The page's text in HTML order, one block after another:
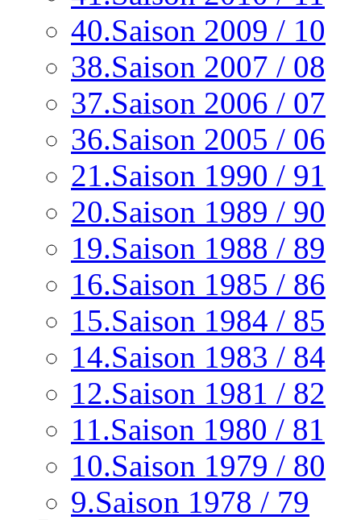
40.Saison 2009 / 10
38.Saison 2007 / 08
37.Saison 2006 / 07
36.Saison 2005 / 06
21.Saison 1990 / 91
20.Saison 1989 / 90
19.Saison 1988 / 89
16.Saison 1985 / 86
15.Saison 1984 / 85
14.Saison 1983 / 84
12.Saison 1981 / 82
11.Saison 1980 / 81
10.Saison 1979 / 80
9.Saison 1978 / 79